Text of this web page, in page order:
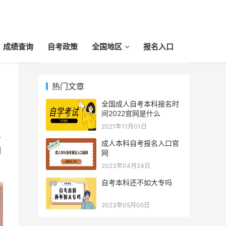
成绩查询 自考政策 全国地区 报名入口
热门文章
全国成人自考本科报名时
间2022官网是什么
2021年11月01日
成人本科自考报名入口官
网
2023年04月24日
自考本科还不如大专吗
2023年05月05日